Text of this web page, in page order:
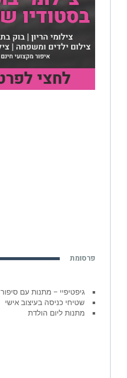
פרסומת
גיפטיפיי – מתנות עם סיפור
שטיחי כניסה בעיצוב אישי
מתנות ליום הולדת